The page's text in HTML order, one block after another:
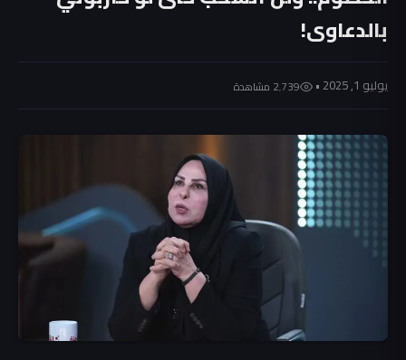
بالدعاوى!
يوليو 1, 2025 • 2٬739 مشاهدة